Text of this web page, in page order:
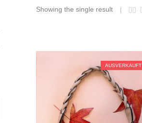
Showing the single result
AUSVERKAUFT
289,00€